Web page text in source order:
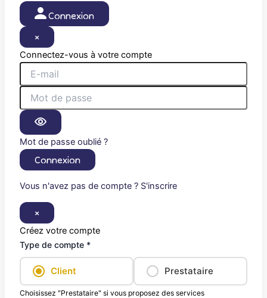
Connexion
×
Connectez-vous à votre compte
Mot de passe oublié ?
Connexion
Vous n'avez pas de compte ? S'inscrire
×
Créez votre compte
Type de compte *
Client Prestataire
Choisissez "Prestataire" si vous proposez des services